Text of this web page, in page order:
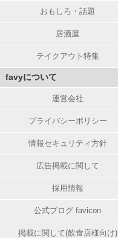
おもしろ・話題
居酒屋
テイクアウト特集
favyについて
運営会社
プライバシーポリシー
情報セキュリティ方針
広告掲載に関して
採用情報
公式ブログ favicon
掲載に関して(飲食店様向け)